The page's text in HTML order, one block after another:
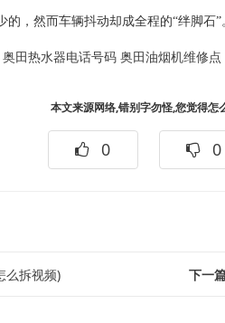
，然而车辆抖动却成全程的“绊脚石
奥田热水器电话号码 奥田油烟机维修点
本文来源网络,错别字勿怪,您觉得怎
0 0
么拆视频) 下一